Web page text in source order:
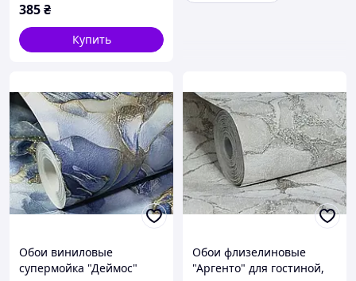
385₴
Купить
Обои виниловые
супермойка "Деймос"
Обои флизелиновые
"Аргенто" для гостиной,